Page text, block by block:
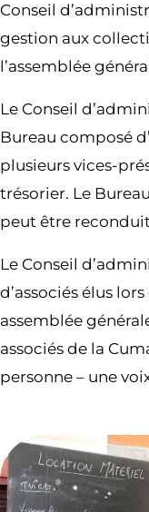
Conseil
gestion aux
l’assemblée
Le Conseil
Bureau composé
plusieurs vices-
trésorier. Le
peut être
Le Conseil
d’associés élus
assemblée
associés de la
personne – une